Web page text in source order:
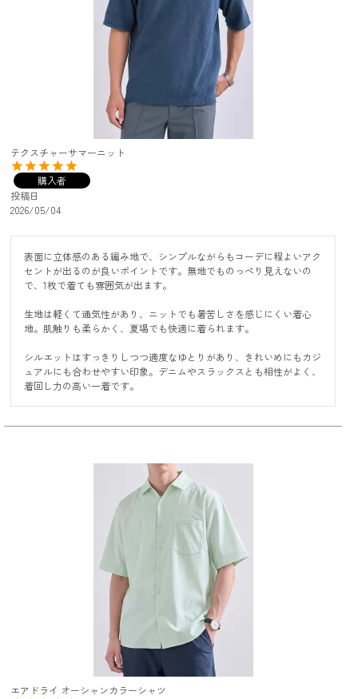
テクスチャーサマーニット
購入者
投稿日
2026/05/04
表面に立体感のある編み地で、シンプルながらもコーデに程よいアク
セントが出るのが良いポイントです。無地でものっぺり見えないの
で、1枚で着ても雰囲気が出ます。
生地は軽くて通気性があり、ニットでも暑苦しさを感じにくい着心
地。肌触りも柔らかく、夏場でも快適に着られます。
シルエットはすっきりしつつ適度なゆとりがあり、きれいめにもカジ
ュアルにも合わせやすい印象。デニムやスラックスとも相性がよく、
着回し力の高い一着です。
エアドライ オーシャンカラーシャツ